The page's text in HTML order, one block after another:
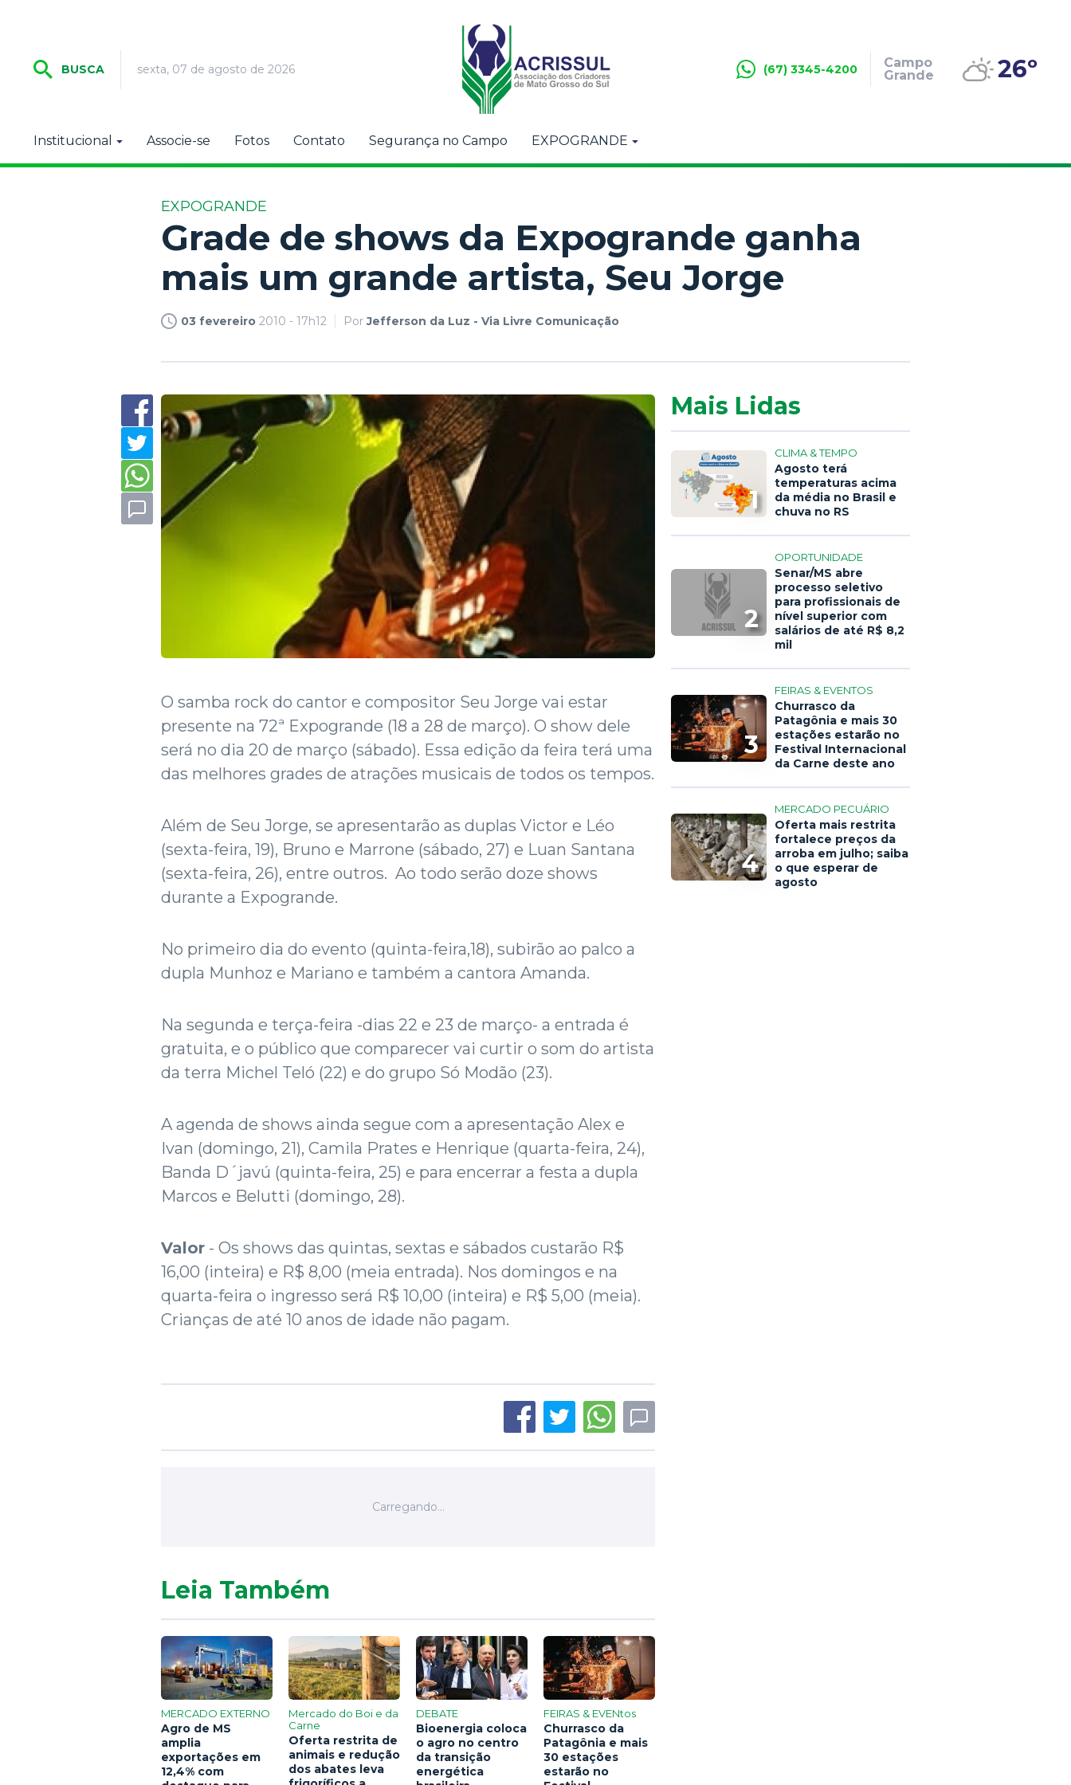
BUSCA sexta, 07 de agosto de 2026 (67) 3345-4200
Campo
Grande
26º
Institucional Associe-se Fotos Contato Segurança no Campo EXPOGRANDE
EXPOGRANDE
Grade de shows da Expogrande ganha
mais um grande artista, Seu Jorge
03 fevereiro 2010 - 17h12 PorJefferson da Luz - Via Livre Comunicação
O samba rock do cantor e compositor Seu Jorge vai estar
presente na 72ª Expogrande (18 a 28 de março). O show dele
será no dia 20 de março (sábado). Essa edição da feira terá uma
das melhores grades de atrações musicais de todos os tempos.
Além de Seu Jorge, se apresentarão as duplas Victor e Léo
(sexta-feira, 19), Bruno e Marrone (sábado, 27) e Luan Santana
(sexta-feira, 26), entre outros. Ao todo serão doze shows
durante a Expogrande.
No primeiro dia do evento (quinta-feira,18), subirão ao palco a
dupla Munhoz e Mariano e também a cantora Amanda.
Na segunda e terça-feira -dias 22 e 23 de março- a entrada é
gratuita, e o público que comparecer vai curtir o som do artista
da terra Michel Teló (22) e do grupo Só Modão (23).
A agenda de shows ainda segue com a apresentação Alex e
Ivan (domingo, 21), Camila Prates e Henrique (quarta-feira, 24),
Banda D´javú (quinta-feira, 25) e para encerrar a festa a dupla
Marcos e Belutti (domingo, 28).
Valor - Os shows das quintas, sextas e sábados custarão R$
16,00 (inteira) e R$ 8,00 (meia entrada). Nos domingos e na
quarta-feira o ingresso será R$ 10,00 (inteira) e R$ 5,00 (meia).
Crianças de até 10 anos de idade não pagam.
Mais Lidas
1
CLIMA & TEMPO
Agosto terá
temperaturas acima
da média no Brasil e
chuva no RS
2
OPORTUNIDADE
Senar/MS abre
processo seletivo
para profissionais de
nível superior com
salários de até R$ 8,2
mil
3
FEIRAS & EVENTOS
Churrasco da
Patagônia e mais 30
estações estarão no
Festival Internacional
da Carne deste ano
4
MERCADO PECUÁRIO
Oferta mais restrita
fortalece preços da
arroba em julho; saiba
o que esperar de
agosto
Leia Também
MERCADO EXTERNO
Agro de MS
amplia
exportações em
12,4% com
Mercado do Boi e da
Carne
Oferta restrita de
animais e redução
dos abates leva
DEBATE
Bioenergia coloca
o agro no centro
da transição
energética
FEIRAS & EVENtos
Churrasco da
Patagônia e mais
30 estações
estarão no